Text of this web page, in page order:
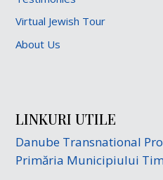
Virtual Jewish Tour
About Us
LINKURI UTILE
Danube Transnational
Primăria Municipiului